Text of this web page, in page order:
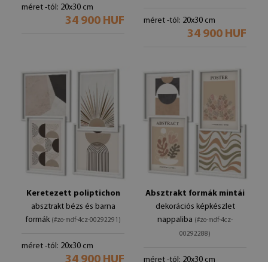
méret -tól: 20x30 cm
34 900 HUF méret -tól: 20x30 cm
34 900 HUF
Keretezett poliptichon
absztrakt bézs és barna
formák (#zo-mdf-4cz-00292291)
méret -tól: 20x30 cm
34 900 HUF
Absztrakt formák mintái
dekorációs képkészlet
nappaliba (#zo-mdf-4cz-
00292288)
méret -tól: 20x30 cm